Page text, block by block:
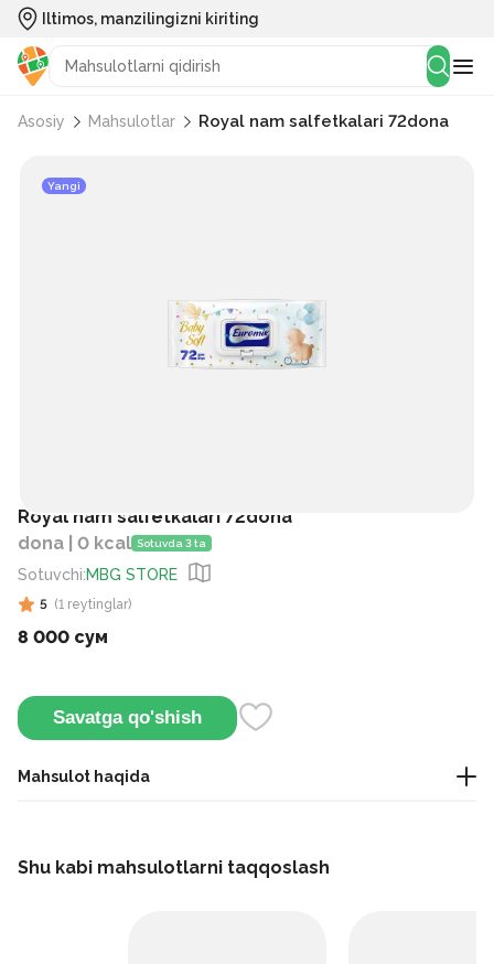
Iltimos, manzilingizni kiriting
Asosiy Mahsulotlar Royal nam salfetkalari 72dona
Yangi
Royal nam salfetkalari 72dona
dona | 0 kcal Sotuvda 3 ta
Sotuvchi:MBG STORE
5 (1 reytinglar)
8 000 сум
Savatga qo'shish
Mahsulot haqida
Shu kabi mahsulotlarni taqqoslash